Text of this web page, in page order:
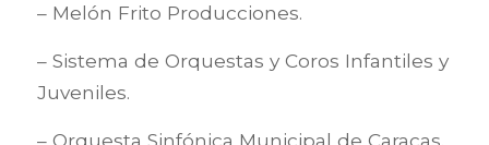
– Melón Frito Producciones.
– Sistema de Orquestas y Coros Infantiles y
Juveniles.
– Orquesta Sinfónica Municipal de Caracas.